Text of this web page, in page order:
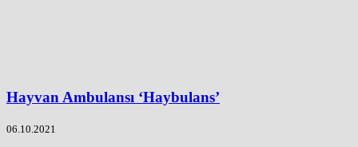
Hayvan Ambulansı ‘Haybulans’
06.10.2021